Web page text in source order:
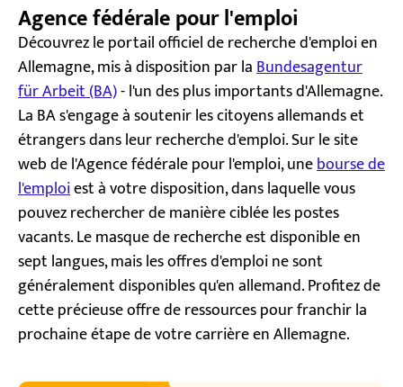
Agence fédérale pour l'emploi
Découvrez le portail officiel de recherche d'emploi en
Allemagne, mis à disposition par laBundesagentur
für Arbeit (BA)- l'un des plus importants d'Allemagne.
La BA s'engage à soutenir les citoyens allemands et
étrangers dans leur recherche d'emploi. Sur le site
web de l'Agence fédérale pour l'emploi, unebourse de
l'emploiest à votre disposition, dans laquelle vous
pouvez rechercher de manière ciblée les postes
vacants. Le masque de recherche est disponible en
sept langues, mais les offres d'emploi ne sont
généralement disponibles qu'en allemand. Profitez de
cette précieuse offre de ressources pour franchir la
prochaine étape de votre carrière en Allemagne.